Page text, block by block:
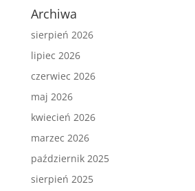
Archiwa
sierpień 2026
lipiec 2026
czerwiec 2026
maj 2026
kwiecień 2026
marzec 2026
październik 2025
sierpień 2025